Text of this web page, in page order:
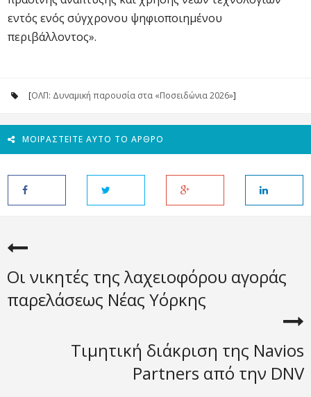
εντός ενός σύγχρονου ψηφιοποιημένου
περιβάλλοντος».
[ΟΛΠ: Δυναμική παρουσία στα «Ποσειδώνια 2026»]
ΜΟΙΡΑΣΤΕΊΤΕ ΑΥΤΌ ΤΟ ΆΡΘΡΟ
Oι νικητές της λαχειοφόρου αγοράς
παρελάσεως Νέας Υόρκης
Τιμητική διάκριση της Navios
Partners από την DNV